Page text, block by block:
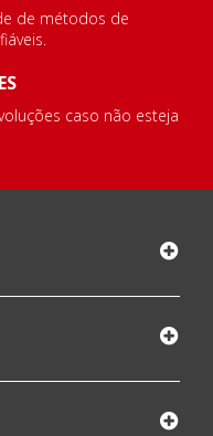
de métodos de
caso não esteja